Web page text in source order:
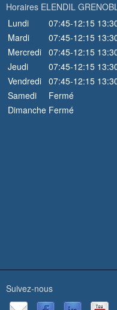
Horaires ELENDIL
Lundi
07:45-12:15
Mardi
07:45-12:15
Mercredi 07:45-12:15
Jeudi
07:45-12:15
Vendredi 07:45-12:15
Samedi
Fermé
Dimanche Fermé
Suivez-nous